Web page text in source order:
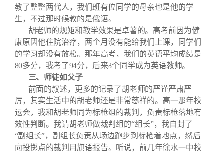
教了整整两代人，我们班有位同学的母亲也是他的学
生，不过那时候教的是俄语。
胡老师的规矩和教学效果是卓著的。高考前因为健
康原因他住院治疗，两个月没有能给我们上课，同学们
的学习却没有放松。那年高考，我们的英语平均成绩是
80多分，我考了94分，后来8个同学成为英语教师。
三、师徒如父子
前面的叙述，更多的记录了胡老师的严谨严肃严
厉，其实生活中的胡老师还是非常慈祥的。高一那年校
运会，我和胡老师同为标枪组的裁判，负责标枪落地有
效性判断。我请胡老师做裁判组的“组长”，我自封了
“副组长”，副组长负责从场边跑步到标枪着地点，然后
向投掷点的裁判用旗语报告。听说，前几年徐水一中校